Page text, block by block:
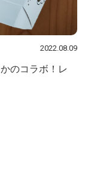
2022.08.09
のコラボ！レ